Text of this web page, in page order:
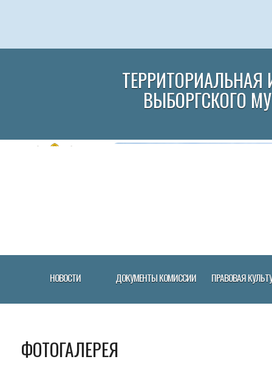
ВЫБОРГСКОГО
НОВОСТИ ДОКУМЕНТЫ КОМИССИИ ПРАВОВАЯ
ФОТОГАЛЕРЕЯ